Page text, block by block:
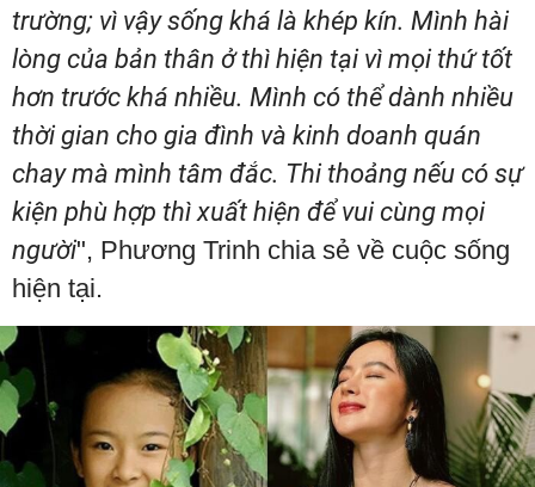
trường; vì vậy sống khá là khép kín. Mình hài
lòng của bản thân ở thì hiện tại vì mọi thứ tốt
hơn trước khá nhiều. Mình có thể dành nhiều
thời gian cho gia đình và kinh doanh quán
chay mà mình tâm đắc. Thi thoảng nếu có sự
kiện phù hợp thì xuất hiện để vui cùng mọi
người", Phương Trinh chia sẻ về cuộc sống
hiện tại.